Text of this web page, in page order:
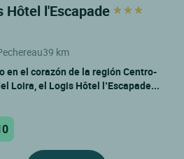
Hôtel l'Escapade
39 km
en el corazón de la región Centro-
Loira, el Logis Hôtel l’Escapade...